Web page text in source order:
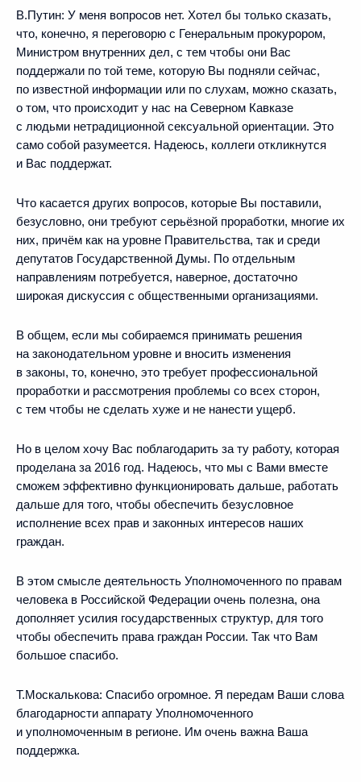
В.Путин: У меня вопросов нет. Хотел бы только сказать,
что, конечно, я переговорю с Генеральным прокурором,
Министром внутренних дел, с тем чтобы они Вас
поддержали по той теме, которую Вы подняли сейчас,
по известной информации или по слухам, можно сказать,
о том, что происходит у нас на Северном Кавказе
с людьми нетрадиционной сексуальной ориентации. Это
само собой разумеется. Надеюсь, коллеги откликнутся
и Вас поддержат.
Что касается других вопросов, которые Вы поставили,
безусловно, они требуют серьёзной проработки, многие их
них, причём как на уровне Правительства, так и среди
депутатов Государственной Думы. По отдельным
направлениям потребуется, наверное, достаточно
широкая дискуссия с общественными организациями.
В общем, если мы собираемся принимать решения
на законодательном уровне и вносить изменения
в законы, то, конечно, это требует профессиональной
проработки и рассмотрения проблемы со всех сторон,
с тем чтобы не сделать хуже и не нанести ущерб.
Но в целом хочу Вас поблагодарить за ту работу, которая
проделана за 2016 год. Надеюсь, что мы с Вами вместе
сможем эффективно функционировать дальше, работать
дальше для того, чтобы обеспечить безусловное
исполнение всех прав и законных интересов наших
граждан.
В этом смысле деятельность Уполномоченного по правам
человека в Российской Федерации очень полезна, она
дополняет усилия государственных структур, для того
чтобы обеспечить права граждан России. Так что Вам
большое спасибо.
Т.Москалькова: Спасибо огромное. Я передам Ваши слова
благодарности аппарату Уполномоченного
и уполномоченным в регионе. Им очень важна Ваша
поддержка.